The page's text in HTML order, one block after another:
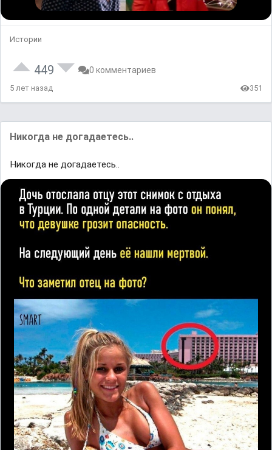
Истории
449 0 комментариев
5 лет назад 351
Никогда не догадаетесь..
Никогда не догадаетесь..